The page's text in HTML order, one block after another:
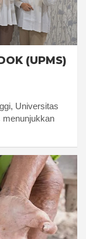
(UPMS)
Universitas
menunjukkan